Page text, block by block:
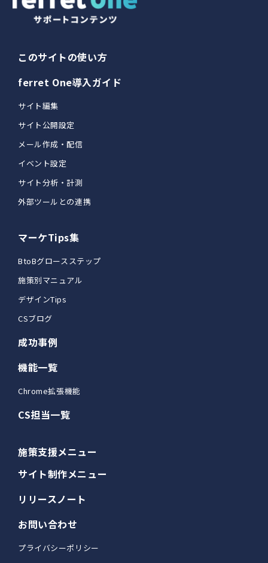
このサイトの使い方
ferret One導入ガイド
サイト編集
サイト公開設定
メール作成・配信
イベント設定
サイト分析・計測
外部ツールとの連携
マーケTips集
BtoBグロースステップ
施策別マニュアル
デザインTips
CSブログ
成功事例
機能一覧
Chrome拡張機能
CS担当一覧
施策支援メニュー
サイト制作メニュー
リリースノート
お問い合わせ
プライバシーポリシー